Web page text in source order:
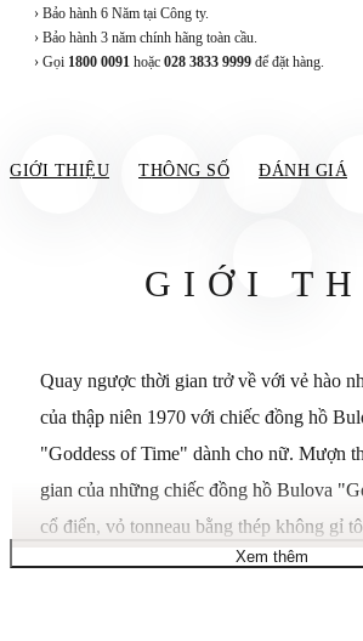
› Bảo hành 6 Năm tại Công ty.
› Bảo hành 3 năm chính hãng toàn cầu.
› Gọi 1800 0091 hoặc 028 3833 9999 để đặt hàng.
GIỚI THIỆU THÔNG SỐ ĐÁNH GIÁ
GIỚI
Quay ngược thời gian trở về với vẻ hào
của thập niên 1970 với chiếc đồng hồ
"Goddess of Time" dành cho nữ. Mượn
gian của những chiếc đồng hồ Bulova
cổ điển, vỏ tonneau bằng thép không gỉ
trên được tạo họa tiết và được đánh bóng
Xem thêm